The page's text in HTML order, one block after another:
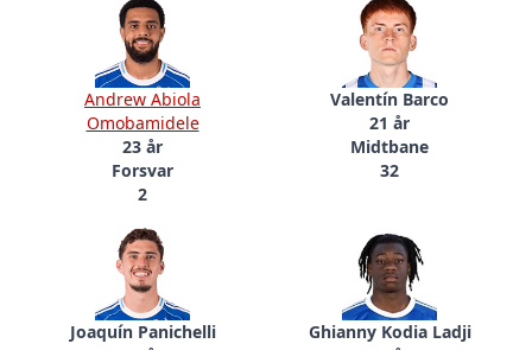
Andrew Abiola
Omobamidele
23 år
Forsvar
2
Valentín Barco
21 år
Midtbane
32
Joaquín Panichelli
Ghianny Kodia Ladji